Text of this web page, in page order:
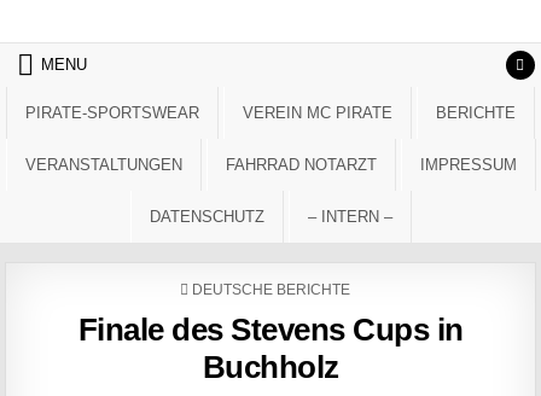
MENU
PIRATE-SPORTSWEAR VEREIN MC PIRATE BERICHTE
VERANSTALTUNGEN FAHRRAD NOTARZT IMPRESSUM
DATENSCHUTZ – INTERN –
POSTED IN
DEUTSCHE BERICHTE
Finale des Stevens Cups in
Buchholz